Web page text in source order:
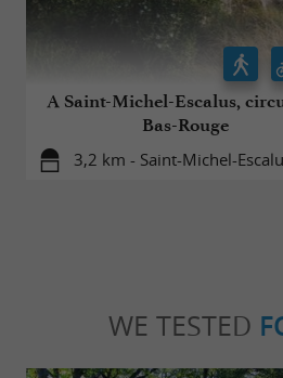
A Saint-Michel-Escalus,
Bas-Rouge
3,2 km - Saint-Michel-
WE TESTED